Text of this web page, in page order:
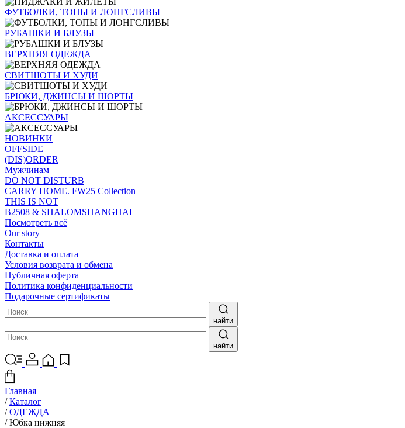
ФУТБОЛКИ, ТОПЫ И ЛОНГСЛИВЫ
РУБАШКИ И БЛУЗЫ
ВЕРХНЯЯ ОДЕЖДА
СВИТШОТЫ И ХУДИ
БРЮКИ, ДЖИНСЫ И ШОРТЫ
АКСЕССУАРЫ
НОВИНКИ
OFFSIDE
(DIS)ORDER
Мужчинам
DO NOT DISTURB
CARRY HOME. FW25 Collection
THIS IS NOT
B2508 & SHALOMSHANGHAI
Посмотреть всё
Our story
Контакты
Доставка и оплата
Условия возврата и обмена
Публичная оферта
Политика конфиденциальности
Подарочные сертификаты
найти
найти
Главная
/ Каталог
/ ОДЕЖДА
/ Юбка нижняя